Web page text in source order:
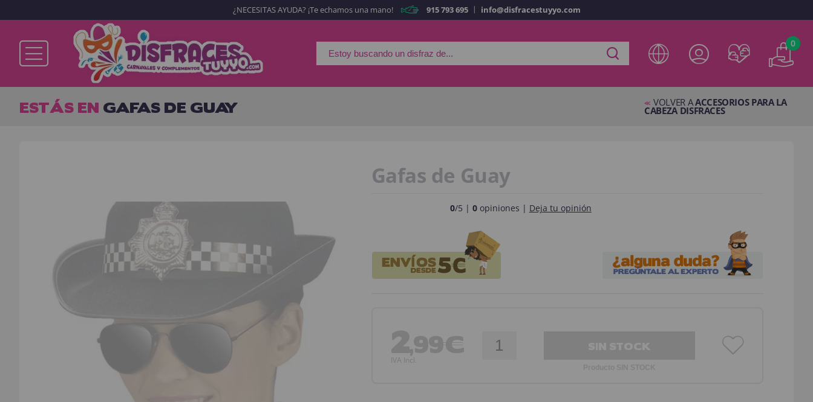
Ya soy cliente Soy nuevo
CREAR CUENTA
¿NECESITAS AYUDA? ¡Te echamos una mano! 915 793 695 | info@disfracestuyyo.com
0
ESTÁS EN GAFAS DE GUAY << VOLVER AACCESORIOS PARA LA
CABEZA DISFRACES
Gafas de Guay
0/5 | 0opiniones | Deja tu opinión
2,99€
IVA Incl.